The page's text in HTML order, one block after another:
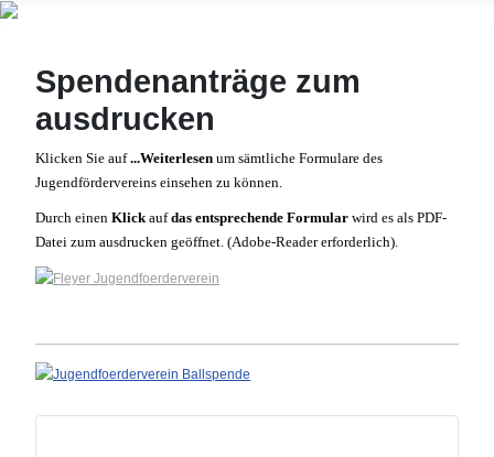
Spendenanträge zum
ausdrucken
Klicken Sie auf...Weiterlesen um sämtliche Formulare des
Jugendfördervereins einsehen zu können.
Durch einen Klick aufdas entsprechende Formular wird es als PDF-
Datei zum ausdrucken geöffnet. (Adobe-Reader erforderlich).